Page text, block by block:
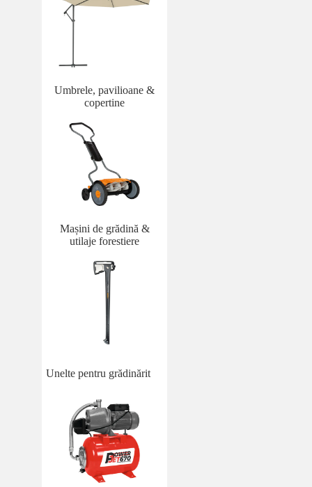
Umbrele, pavilioane &
copertine
Mașini de grădină &
utilaje forestiere
Unelte pentru grădinărit